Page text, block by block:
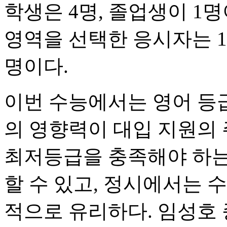
학생은 4명, 졸업생이 1
영역을 선택한 응시자는
명이다.
이번 수능에서는 영어 등
의 영향력이 대입 지원의
최저등급을 충족해야 하
할 수 있고, 정시에서는
적으로 유리하다. 임성